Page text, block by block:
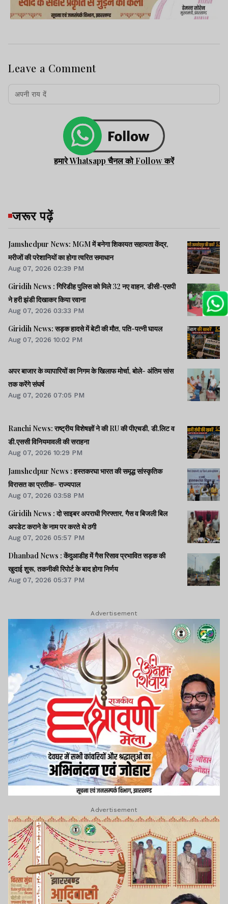
Leave a Comment
हमारे Whatsapp चैनल को Follow करें
जरूर पढ़ें
Jamshedpur News: MGM में बनेगा शिकायत सहायता केंद्र,
मरीजों की परेशानियों का होगा त्वरित समाधान
Aug 07, 2026 02:39 PM
Giridih News : गिरिडीह पुलिस को मिले 32 नए वाहन, डीसी-एसपी
ने हरी झंडी दिखाकर किया रवाना
Aug 07, 2026 03:33 PM
Giridih News: सड़क हादसे में बेटी की मौत, पति-पत्नी घायल
Aug 07, 2026 10:02 PM
अपर बाजार के व्यापारियों का निगम के खिलाफ मोर्चा, बोले- अंतिम सांस
तक करेंगे संघर्ष
Aug 07, 2026 07:05 PM
Ranchi News: राष्ट्रीय विशेषज्ञों ने की RU की पीएचडी, डी.लिट व
डी.एससी विनियमावली की सराहना
Aug 07, 2026 10:29 PM
Jamshedpur News : हस्तकरघा भारत की समृद्ध सांस्कृतिक
विरासत का प्रतीक- राज्यपाल
Aug 07, 2026 03:58 PM
Giridih News : दो साइबर अपराधी गिरफ्तार, गैस व बिजली बिल
अपडेट कराने के नाम पर करते थे ठगी
Aug 07, 2026 05:57 PM
Dhanbad News : केंदुआडीह में गैस रिसाव प्रभावित सड़क की
खुदाई शुरू, तकनीकी रिपोर्ट के बाद होगा निर्णय
Aug 07, 2026 05:37 PM
Advertisement
Advertisement